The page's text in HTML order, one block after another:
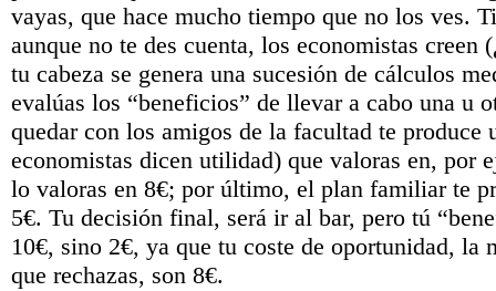
vayas, que hace mucho tiempo que no los ves.
aunque no te des cuenta, los economistas creen
tu cabeza se genera una sucesión de cálculos
evalúas los “beneficios” de llevar a cabo una u
quedar con los amigos de la facultad te produce
economistas dicen utilidad) que valoras en, por
lo valoras en 8€; por último, el plan familiar te
5€. Tu decisión final, será ir al bar, pero tú
10€, sino 2€, ya que tu coste de oportunidad, la
que rechazas, son 8€.